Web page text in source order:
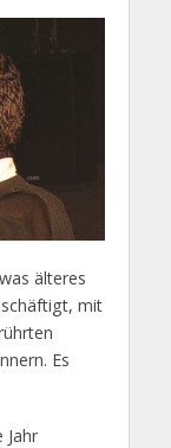
älteres
mit
Es
Jahr